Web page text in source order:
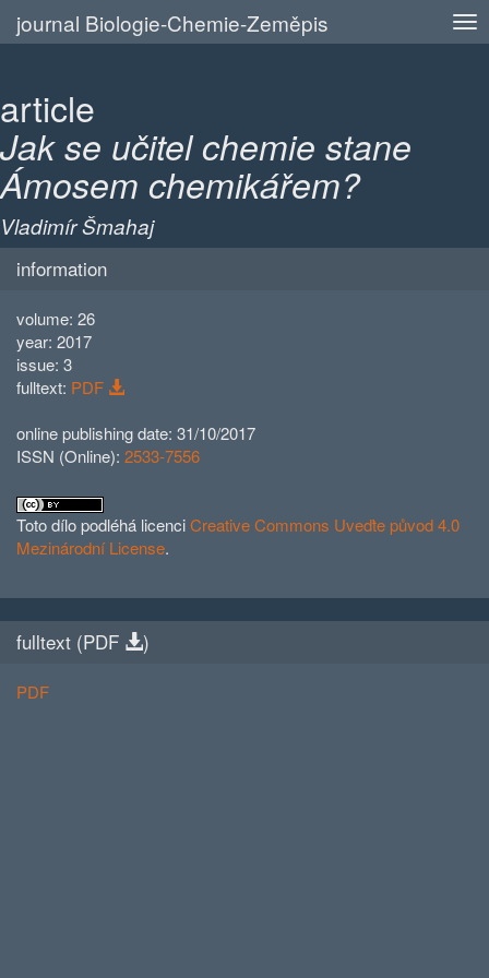
journal Biologie-Chemie-Zeměpis
article
Jak se učitel chemie stane
Ámosem chemikářem?
Vladimír Šmahaj
information
volume: 26
year: 2017
issue: 3
fulltext: PDF
online publishing date: 31/10/2017
ISSN (Online): 2533-7556
Toto dílo podléhá licenciCreative Commons Uveďte původ 4.0
Mezinárodní License.
fulltext (PDF )
PDF